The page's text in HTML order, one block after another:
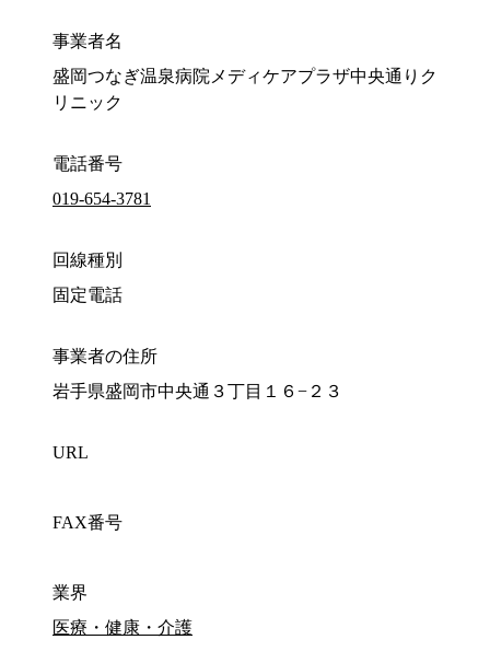
事業者名
盛岡つなぎ温泉病院メディケアプラザ中央通りク
リニック
電話番号
019-654-3781
回線種別
固定電話
事業者の住所
岩手県盛岡市中央通３丁目１６−２３
URL
FAX番号
業界
医療・健康・介護